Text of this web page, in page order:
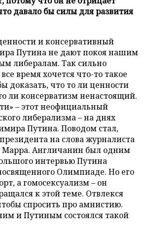
давало бы силы для развития
и консервативный
Путина не дают покоя нашим
либералам. Так сильно
время хочется что-то такое
доказать, что то ли ценности
ли консерватизм ненастоящий.
– этот неофициальный
либерализма – на днях
Путина. Поводом стал,
на слова журналиста
Англичанин был одним
интервью Путина
Олимпиаде. Но его
а гомосексуализм – он
к этой теме. Отвлекся
спросить про амнистию.
и Путиным состоялся такой